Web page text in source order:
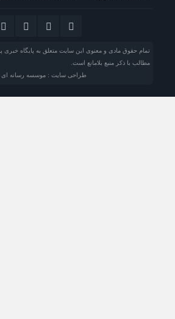
تمام حقوق مادی و معنوی این سایت متعلق به پایگاه خبری
مطالب با ذکر منبع بلامانع است.
طراحی سایت : موسسه رسانه ای